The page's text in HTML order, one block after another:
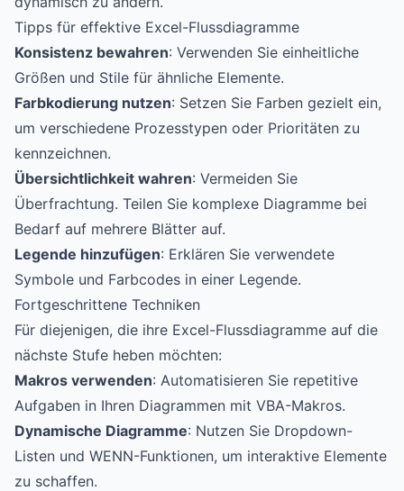
Tipps für effektive Excel-Flussdiagramme
Konsistenz bewahren: Verwenden Sie einheitliche
Größen und Stile für ähnliche Elemente.
Farbkodierung nutzen: Setzen Sie Farben gezielt ein,
um verschiedene Prozesstypen oder Prioritäten zu
kennzeichnen.
Übersichtlichkeit wahren: Vermeiden Sie
Überfrachtung. Teilen Sie komplexe Diagramme bei
Bedarf auf mehrere Blätter auf.
Legende hinzufügen: Erklären Sie verwendete
Symbole und Farbcodes in einer Legende.
Fortgeschrittene Techniken
Für diejenigen, die ihre Excel-Flussdiagramme auf die
nächste Stufe heben möchten:
Makros verwenden: Automatisieren Sie repetitive
Aufgaben in Ihren Diagrammen mit VBA-Makros.
Dynamische Diagramme: Nutzen Sie Dropdown-
Listen und WENN-Funktionen, um interaktive Elemente
zu schaffen.